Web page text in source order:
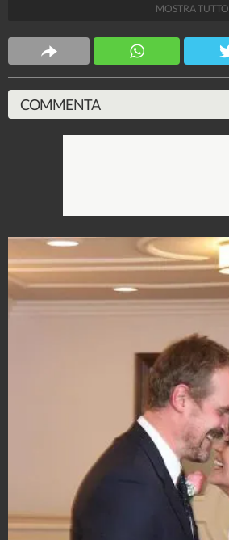
Gennaro M. DuelloMOSTRA TUTTO
COMMENTA